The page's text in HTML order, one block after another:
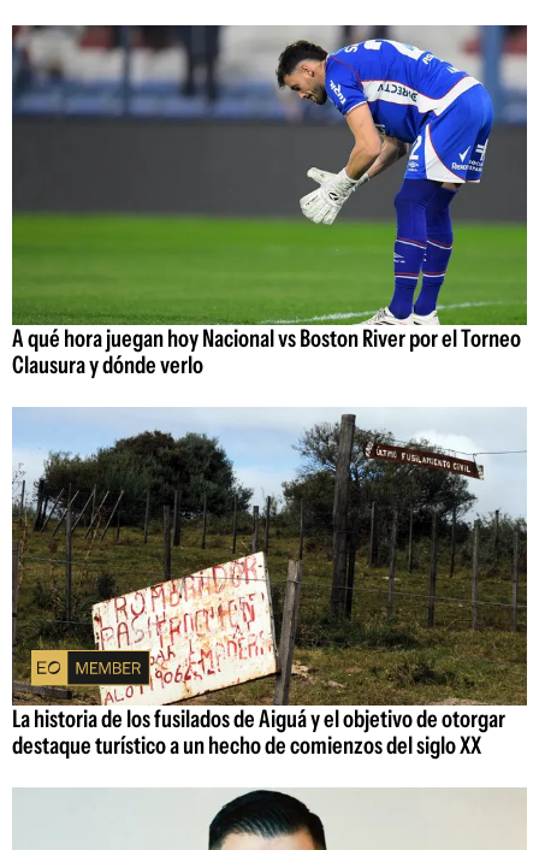
A qué hora juegan hoy Nacional vs Boston River por el Torneo
Clausura y dónde verlo
La historia de los fusilados de Aiguá y el objetivo de otorgar
destaque turístico a un hecho de comienzos del siglo XX